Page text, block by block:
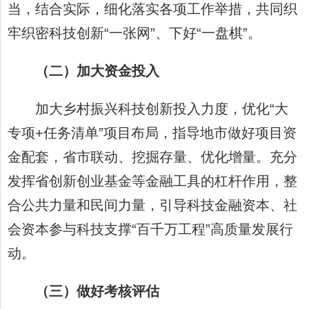
当，结合实际，细化落实各项工作举措，共同织
牢织密科技创新“一张网”、下好“一盘棋”。
（二）加大资金投入
加大乡村振兴科技创新投入力度，优化“大
专项+任务清单”项目布局，指导地市做好项目资
金配套，省市联动、挖掘存量、优化增量。充分
发挥省创新创业基金等金融工具的杠杆作用，整
合公共力量和民间力量，引导科技金融资本、社
会资本参与科技支撑“百千万工程”高质量发展行
动。
（三）做好考核评估